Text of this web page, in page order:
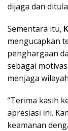
dijaga dan
Sementara itu,
mengucapkan
penghargaan
sebagai
menjaga
“Terima kasih
apresiasi ini.
keamanan